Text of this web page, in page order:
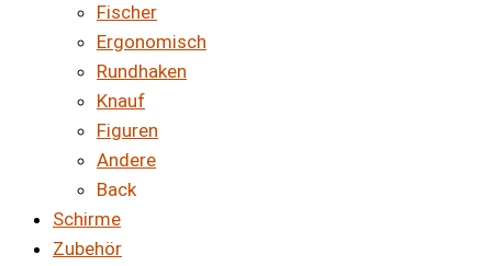
Fischer
Ergonomisch
Rundhaken
Knauf
Figuren
Andere
Back
Schirme
Zubehör